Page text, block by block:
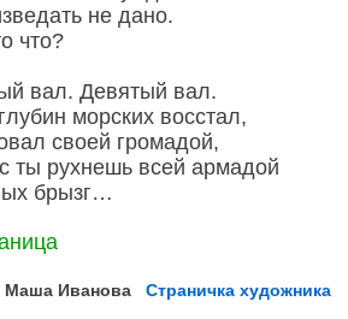
не дано.
что?
вал. Девятый вал.
морских восстал,
своей громадой,
ты рухнешь всей армадой
брызг…
Маша Иванова Страничка художника